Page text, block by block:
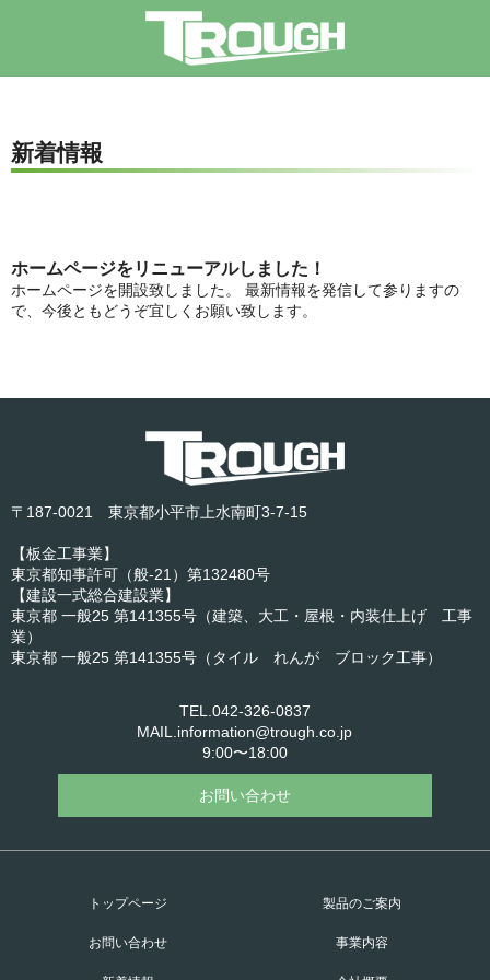
新着情報
ホームページをリニューアルしました！
ホームページを開設致しました。 最新情報を発信して参りますの
で、今後ともどうぞ宜しくお願い致します。
〒187-0021 東京都小平市上水南町3-7-15
【板金工事業】
東京都知事許可（般-21）第132480号
【建設一式総合建設業】
東京都 一般25 第141355号（建築、大工・屋根・内装仕上げ 工事
業）
東京都 一般25 第141355号（タイル れんが ブロック工事）
TEL.042-326-0837
MAIL.information@trough.co.jp
9:00〜18:00
お問い合わせ
トップページ 製品のご案内
お問い合わせ 事業内容